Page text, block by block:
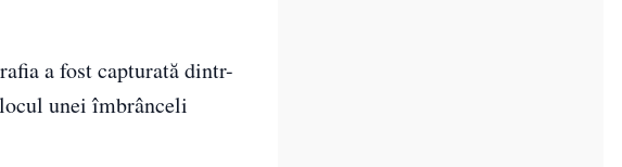
a fost capturată dintr-
unei îmbrânceli